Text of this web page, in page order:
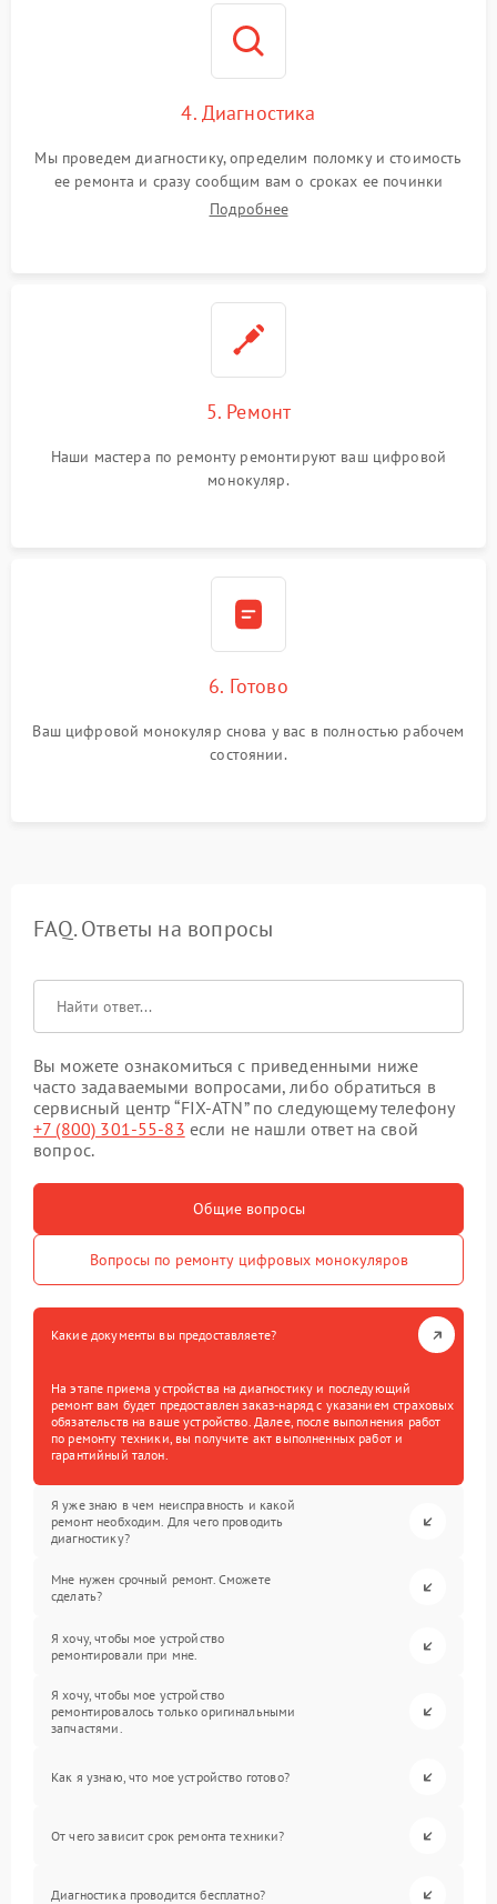
4. Диагностика
Мы проведем диагностику, определим поломку и стоимость
ее ремонта и сразу сообщим вам о сроках ее починки
Подробнее
5. Ремонт
Наши мастера по ремонту ремонтируют ваш цифровой
монокуляр.
6. Готово
Ваш цифровой монокуляр снова у вас в полностью рабочем
состоянии.
FAQ. Ответы на вопросы
Вы можете ознакомиться с приведенными ниже
часто задаваемыми вопросами, либо обратиться в
сервисный центр “FIX-ATN” по следующему телефону
+7 (800) 301-55-83 если не нашли ответ на свой
вопрос.
Общие вопросы
Вопросы по ремонту цифровых монокуляров
Какие документы вы предоставляете?
На этапе приема устройства на диагностику и последующий
ремонт вам будет предоставлен заказ-наряд с указанием страховых
обязательств на ваше устройство. Далее, после выполнения работ
по ремонту техники, вы получите акт выполненных работ и
гарантийный талон.
Я уже знаю в чем неисправность и какой
ремонт необходим. Для чего проводить
диагностику?
Мне нужен срочный ремонт. Сможете
сделать?
Я хочу, чтобы мое устройство
ремонтировали при мне.
Я хочу, чтобы мое устройство
ремонтировалось только оригинальными
запчастями.
Как я узнаю, что мое устройство готово?
От чего зависит срок ремонта техники?
Диагностика проводится бесплатно?